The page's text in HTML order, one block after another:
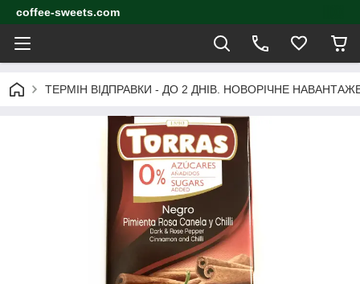
coffee-sweets.com
ТЕРМІН ВІДПРАВКИ - ДО 2 ДНІВ. НОВОРІЧНЕ